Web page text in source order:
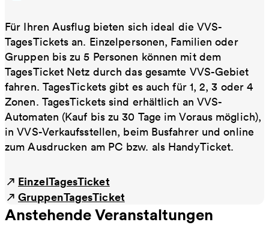
Für Ihren Ausflug bieten sich ideal die VVS-
TagesTickets an. Einzelpersonen, Familien oder
Gruppen bis zu 5 Personen können mit dem
TagesTicket Netz durch das gesamte VVS-Gebiet
fahren. TagesTickets gibt es auch für 1, 2, 3 oder 4
Zonen. TagesTickets sind erhältlich an VVS-
Automaten (Kauf bis zu 30 Tage im Voraus möglich),
in VVS-Verkaufsstellen, beim Busfahrer und online
zum Ausdrucken am PC bzw. als HandyTicket.
EinzelTagesTicket
GruppenTagesTicket
Anstehende Veranstaltungen